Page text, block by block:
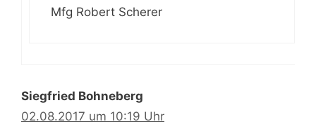
Mfg Robert Scherer
Siegfried Bohneberg
02.08.2017 um 10:19 Uhr